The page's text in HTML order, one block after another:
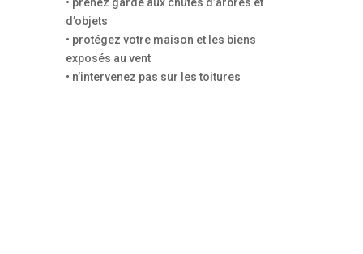
d’objets
• protégez votre maison et les biens
exposés au vent
• n’intervenez pas sur les toitures